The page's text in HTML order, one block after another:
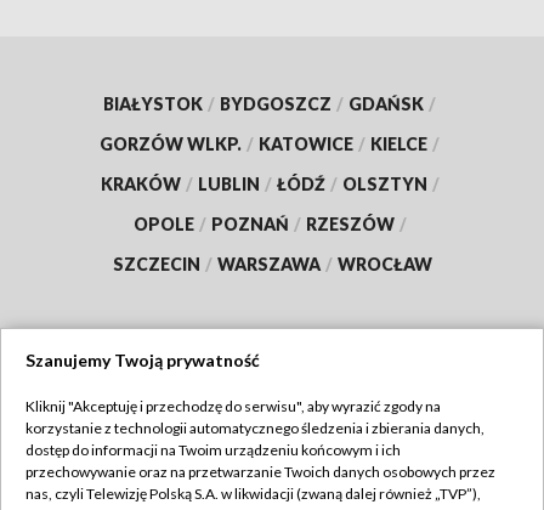
BIAŁYSTOK / BYDGOSZCZ / GDAŃSK /
GORZÓW WLKP. / KATOWICE / KIELCE /
KRAKÓW / LUBLIN / ŁÓDŹ / OLSZTYN /
OPOLE / POZNAŃ / RZESZÓW /
SZCZECIN / WARSZAWA / WROCŁAW
TVP
Abonament TVP
Regulamin TVP
Szanujemy Twoją prywatność
Kliknij "Akceptuję i przechodzę do serwisu", aby wyrazić zgody na
korzystanie z technologii automatycznego śledzenia i zbierania danych,
dostęp do informacji na Twoim urządzeniu końcowym i ich
przechowywanie oraz na przetwarzanie Twoich danych osobowych przez
nas, czyli Telewizję Polską S.A. w likwidacji (zwaną dalej również „TVP”),